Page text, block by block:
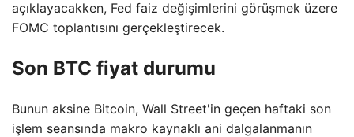
açıklayacakken, Fed faiz değişimlerini görüşmek üzere
FOMC toplantısını gerçekleştirecek.
Son BTC fiyat durumu
Bunun aksine Bitcoin, Wall Street'in geçen haftaki son
işlem seansında makro kaynaklı ani dalgalanmanın